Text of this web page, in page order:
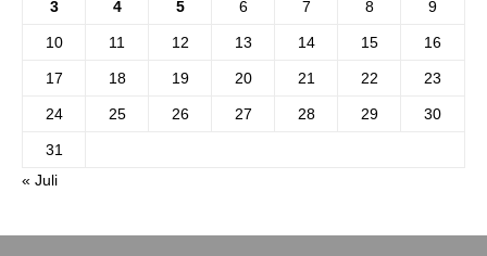
3 4 5 6 7 8 9
10 11 12 13 14 15 16
17 18 19 20 21 22 23
24 25 26 27 28 29 30
31
« Juli